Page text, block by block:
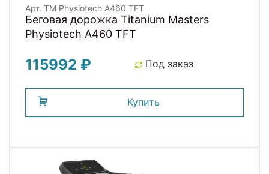
Арт. TM Physiotech A460 TFT
Беговая дорожка Titanium Masters
Physiotech A460 TFT
115992 ₽ Под заказ
Купить